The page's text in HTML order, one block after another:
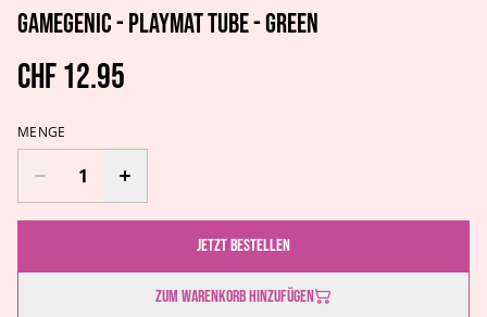
Gamegenic - Playmat Tube - Green
CHF 12.95
MENGE
Jetzt bestellen
Zum Warenkorb hinzufügen